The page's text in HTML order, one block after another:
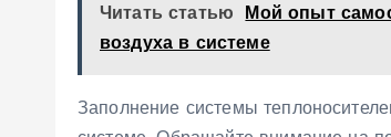
Читать статью Мой опыт
воздуха в системе
Заполнение системы